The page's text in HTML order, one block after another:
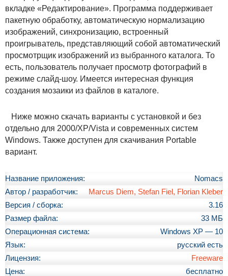
вкладке «Редактирование». Программа поддерживает
пакетную обработку, автоматическую нормализацию
изображений, синхронизацию, встроенный
проигрыватель, представляющий собой автоматический
просмотрщик изображений из выбранного каталога. То
есть, пользователь получает просмотр фотографий в
режиме слайд-шоу. Имеется интересная функция
создания мозаики из файлов в каталоге.
Ниже можно скачать варианты с установкой и без
отдельно для 2000/XP/Vista и современных систем
Windows. Также доступен для скачивания Portable
вариант.
Название приложения:
Nomacs
Автор / разработчик:
Marcus Diem, Stefan Fiel, Florian Kleber
Версия / сборка:
3.16
Размер файла:
33 МБ
Операционная система:
Windows XP — 10
Язык:
русский есть
Лицензия:
Freeware
Цена:
бесплатно